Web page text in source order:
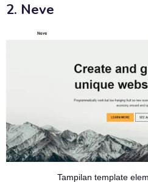
2. Neve
Tampilan template